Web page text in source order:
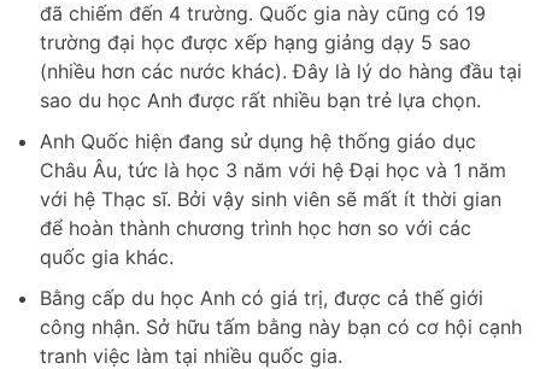
đã chiếm đến 4 trường. Quốc gia này cũng có 19
trường đại học được xếp hạng giảng dạy 5 sao
(nhiều hơn các nước khác). Đây là lý do hàng đầu tại
sao du học Anh được rất nhiều bạn trẻ lựa chọn.
Anh Quốc hiện đang sử dụng hệ thống giáo dục
Châu Âu, tức là học 3 năm với hệ Đại học và 1 năm
với hệ Thạc sĩ. Bởi vậy sinh viên sẽ mất ít thời gian
để hoàn thành chương trình học hơn so với các
quốc gia khác.
Bằng cấp du học Anh có giá trị, được cả thế giới
công nhận. Sở hữu tấm bằng này bạn có cơ hội cạnh
tranh việc làm tại nhiều quốc gia.